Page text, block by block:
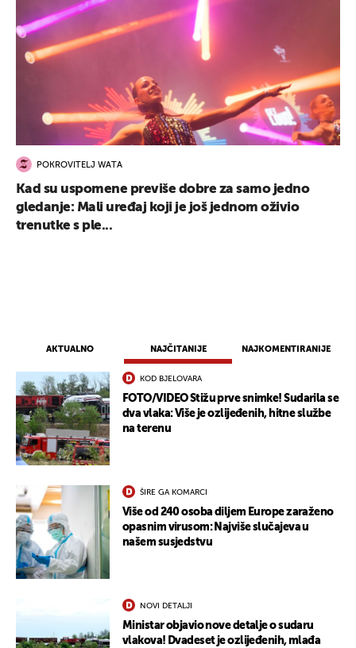
AKTUALNO NAJČITANIJE NAJKOMENTIRANIJE
KOD BJELOVARA
FOTO/VIDEO Stižu prve snimke! Sudarila se
dva vlaka: Više je ozlijeđenih, hitne službe
na terenu
ŠIRE GA KOMARCI
Više od 240 osoba diljem Europe zaraženo
opasnim virusom: Najviše slučajeva u
našem susjedstvu
NOVI DETALJI
Ministar objavio nove detalje o sudaru
vlakova! Dvadeset je ozlijeđenih, mlađa
POKROVITELJ WATA
Kad su uspomene previše dobre za samo jedno
gledanje: Mali uređaj koji je još jednom oživio
trenutke s ple...
UKLJUČITE NOTIFIKACIJE